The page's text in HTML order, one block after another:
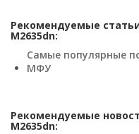
Рекомендуемые статьи
M2635dn:
Самые популярные
МФУ
Рекомендуемые
M2635dn: